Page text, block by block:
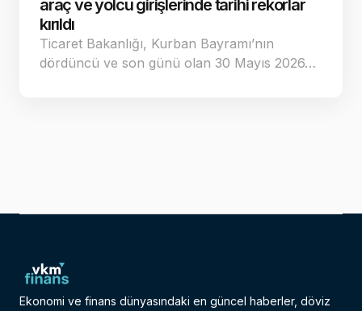
araç ve yolcu girişlerinde tarihi rekorlar
kırıldı
Ticaret Bakanlığı, Kurban Bayramı’nın
dördüncü ve son günü olan 30 Mayıs 2026…
Ekonomi ve finans dünyasındaki en güncel haberler, döviz